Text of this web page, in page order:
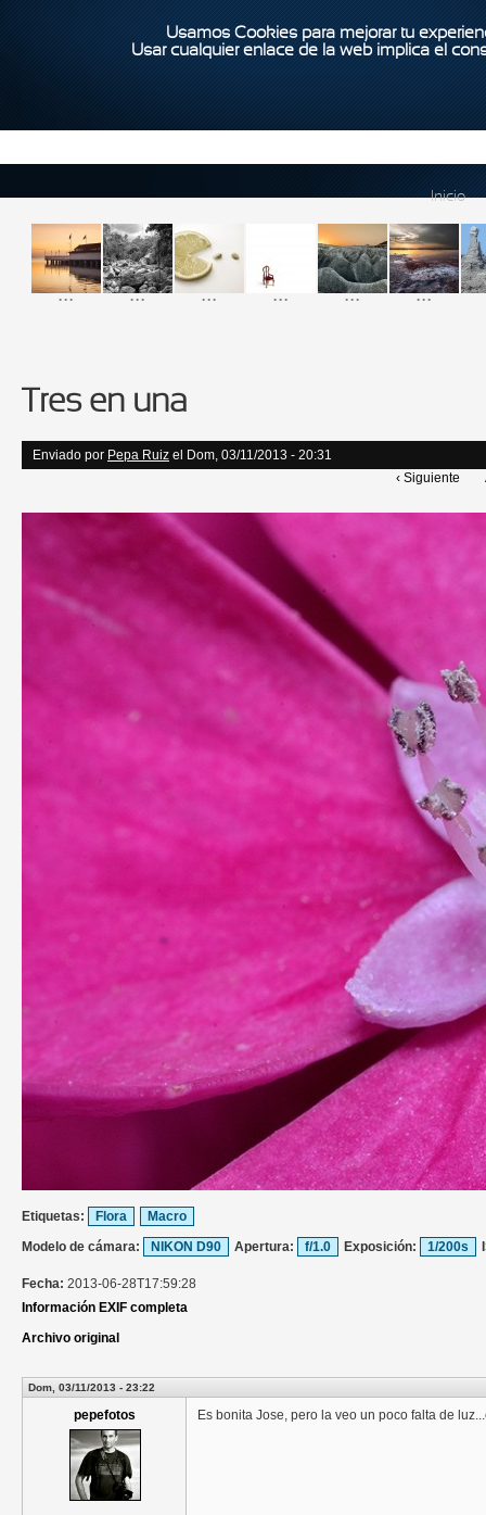
Usamos Cookies para mejorar tu
Usar cualquier enlace de la web implica el
Inicio
... ... ... ... ... ...
Tres en una
Enviado por Pepa Ruiz el Dom, 03/11/2013 - 20:31
‹ Siguiente
Etiquetas: Flora
Macro
Modelo de cámara:
NIKON D90 Apertura: f/1.0 Exposición: 1/200s
Fecha: 2013-06-28T17:59:28
Información EXIF completa
Archivo original
Dom, 03/11/2013 - 23:22
pepefotos Es bonita Jose, pero la veo un poco falta de